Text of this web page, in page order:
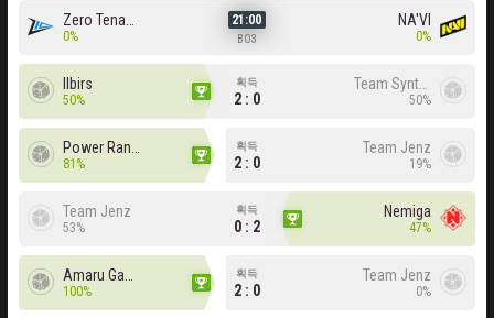
Zero Tenacity
0%
21:00
BO3
NA'VI
0%
Ilbirs
50%
획득
2 : 0
Team Syntax
50%
Power Rangers
81%
획득
2 : 0
Team Jenz
19%
Team Jenz
53%
획득
0 : 2
Nemiga
47%
Amaru Gaming
100%
획득
2 : 0
Team Jenz
0%